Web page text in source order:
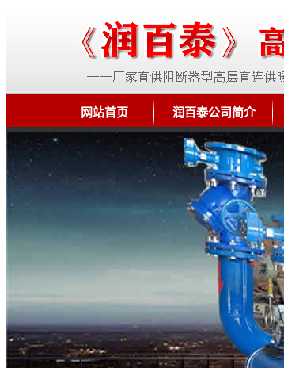
网站首页 润百泰公司简介